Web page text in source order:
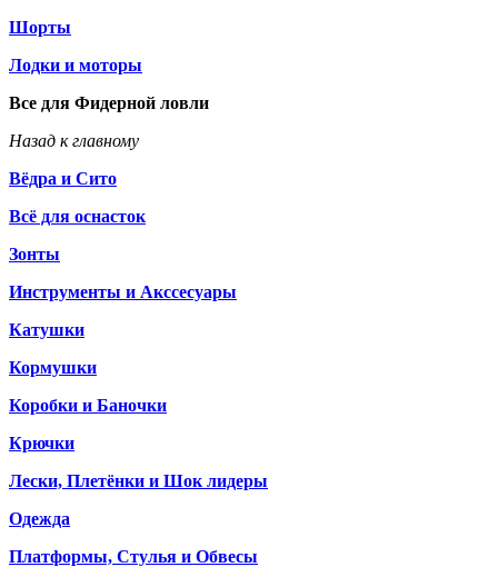
Шорты
Лодки и моторы
Все для Фидерной ловли
Назад к главному
Вёдра и Сито
Всё для оснасток
Зонты
Инструменты и Акссесуары
Катушки
Кормушки
Коробки и Баночки
Крючки
Лески, Плетёнки и Шок лидеры
Одежда
Платформы, Стулья и Обвесы